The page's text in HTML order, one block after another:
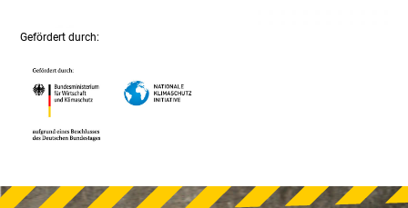
Gefördert durch: